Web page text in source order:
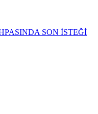
SON İSTEĞİ